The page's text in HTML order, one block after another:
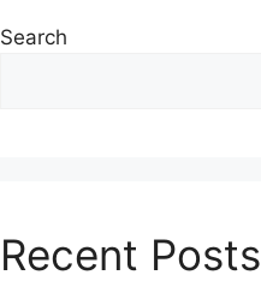
Search
Recent Posts